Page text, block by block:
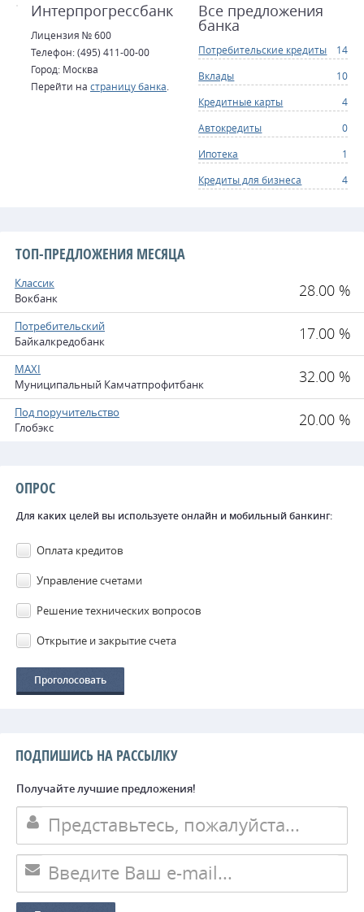
Интерпрогрессбанк
Лицензия № 600
Телефон: (495) 411-00-00
Город: Москва
Перейти на страницу банка
Все предложения
банка
Потребительские кредиты
14
Вклады
10
Кредитные карты
4
Автокредиты
0
Ипотека
1
Кредиты для бизнеса
4
ТОП-ПРЕДЛОЖЕНИЯ МЕСЯЦА
Классик
Вокбанк
28.00 %
Потребительский
Байкалкредобанк
17.00 %
MAXI
Муниципальный Камчатпрофитбанк
32.00 %
Под поручительство
Глобэкс
20.00 %
ОПРОС
Для каких целей вы используете онлайн и мобильный банкинг:
Оплата кредитов
Управление счетами
Решение технических вопросов
Открытие и закрытие счета
ПОДПИШИСЬ НА РАССЫЛКУ
Получайте лучшие предложения!